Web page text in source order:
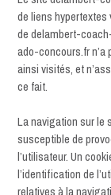
de liens hypertextes
de delambert-
ado-concours.fr
ainsi visités, et
ce fait.
La navigation sur
susceptible de
l’utilisateur. Un
l’identification de
relatives à la